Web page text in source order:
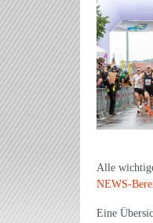
Alle
NEWS-
Eine